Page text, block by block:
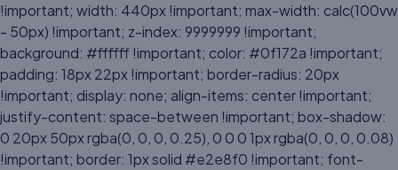
!important; width: 440px !important; max-width: calc(100vw
- 50px) !important; z-index: 9999999 !important;
background: #ffffff !important; color: #0f172a !important;
padding: 18px 22px !important; border-radius: 20px
!important; display: none; align-items: center !important;
justify-content: space-between !important; box-shadow:
0 20px 50px rgba(0, 0, 0, 0.25), 0 0 0 1px rgba(0, 0, 0, 0.08)
!important; border: 1px solid #e2e8f0 !important; font-